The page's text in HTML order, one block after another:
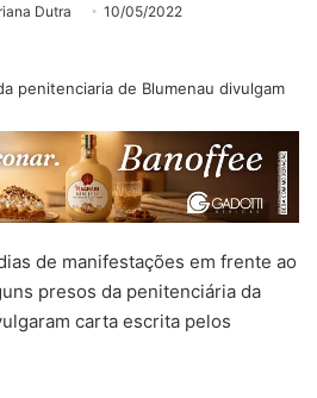
Dutra 10/05/2022
de manifestações em frente ao
presos da penitenciária da
carta escrita pelos